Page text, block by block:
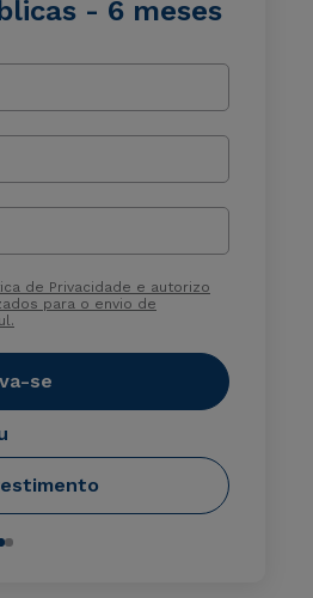
- 6 meses
de Privacidade e autorizo
para o envio de
se